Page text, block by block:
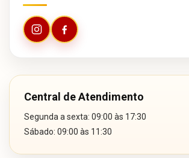
Central de Atendimento
Segunda a sexta: 09:00 às 17:30
Sábado: 09:00 às 11:30